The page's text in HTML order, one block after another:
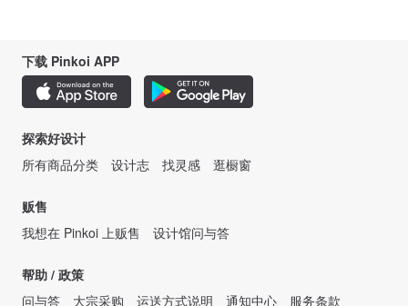
下载 Pinkoi APP
探索好设计
所有商品分类
设计志 找灵感 逛橱窗
贩售
我想在 Pinkoi 上贩售
设计馆问与答
帮助 / 政策
问与答
大宗采购 运送方式说明 通知中心
服务条款